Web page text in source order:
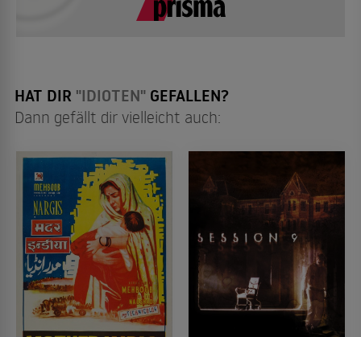
HAT DIR "IDIOTEN" GEFALLEN?
Dann gefällt dir vielleicht auch: